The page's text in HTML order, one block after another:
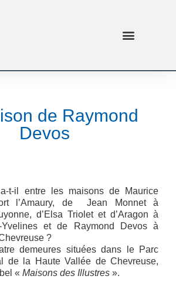
de Raymond
Devos
t-il entre les maisons de Maurice
l’Amaury, de Jean Monnet à
d’Elsa Triolet et d’Aragon à
Yvelines et de Raymond Devos à
?
demeures situées dans le Parc
de la Haute Vallée de Chevreuse,
« Maisons des Illustres ».